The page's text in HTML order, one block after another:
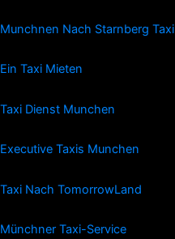
Munchnen Nach Starnberg Taxi
Ein Taxi Mieten
Taxi Dienst Munchen
Executive Taxis Munchen
Taxi Nach TomorrowLand
Münchner Taxi-Service